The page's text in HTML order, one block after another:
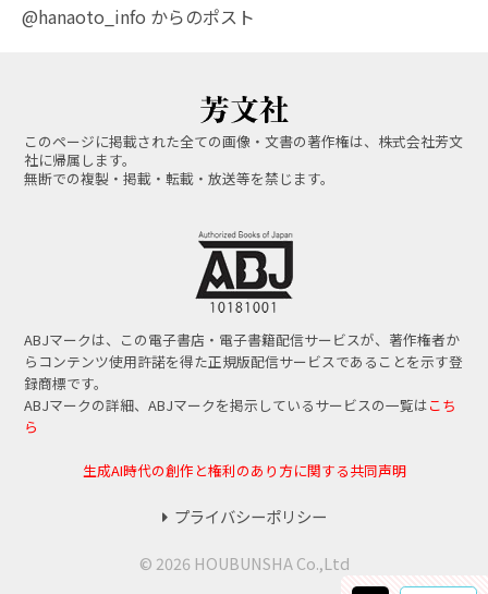
@hanaoto_info からのポスト
このページに掲載された全ての画像・文書の著作権は、株式会社芳文
社に帰属します。
無断での複製・掲載・転載・放送等を禁じます。
ABJマークは、この電子書店・電子書籍配信サービスが、著作権者か
らコンテンツ使用許諾を得た正規版配信サービスであることを示す登
録商標です。
ABJマークの詳細、ABJマークを掲示しているサービスの一覧はこち
ら
生成AI時代の創作と権利のあり方に関する共同声明
プライバシーポリシー
© 2026 HOUBUNSHA Co.,Ltd